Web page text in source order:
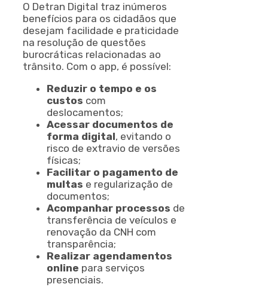
O Detran Digital traz inúmeros
benefícios para os cidadãos que
desejam facilidade e praticidade
na resolução de questões
burocráticas relacionadas ao
trânsito. Com o app, é possível:
Reduzir o tempo e os
custos com
deslocamentos;
Acessar documentos de
forma digital, evitando o
risco de extravio de versões
físicas;
Facilitar o pagamento de
multas e regularização de
documentos;
Acompanhar processos de
transferência de veículos e
renovação da CNH com
transparência;
Realizar agendamentos
online para serviços
presenciais.